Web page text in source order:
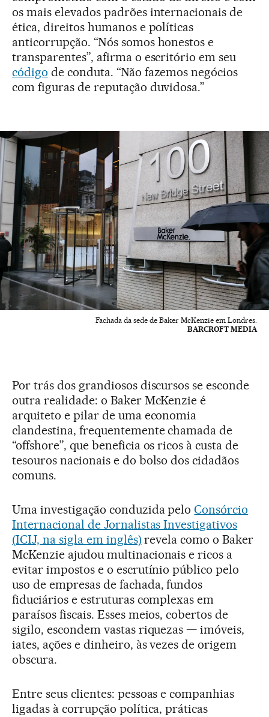
os mais elevados padrões internacionais de
ética, direitos humanos e políticas
anticorrupção. “Nós somos honestos e
transparentes”, afirma o escritório em seu
código de conduta. “Não fazemos negócios
com figuras de reputação duvidosa.”
Fachada da sede de Baker McKenzie em Londres.
BARCROFT MEDIA
Por trás dos grandiosos discursos se esconde
outra realidade: o Baker McKenzie é
arquiteto e pilar de uma economia
clandestina, frequentemente chamada de
“offshore”, que beneficia os ricos à custa de
tesouros nacionais e do bolso dos cidadãos
comuns.
Uma investigação conduzida peloConsórcio
Internacional de Jornalistas Investigativos
(ICIJ, na sigla em inglês) revela como o Baker
McKenzie ajudou multinacionais e ricos a
evitar impostos e o escrutínio público pelo
uso de empresas de fachada, fundos
fiduciários e estruturas complexas em
paraísos fiscais. Esses meios, cobertos de
sigilo, escondem vastas riquezas — imóveis,
iates, ações e dinheiro, às vezes de origem
obscura.
Entre seus clientes: pessoas e companhias
ligadas à corrupção política, práticas